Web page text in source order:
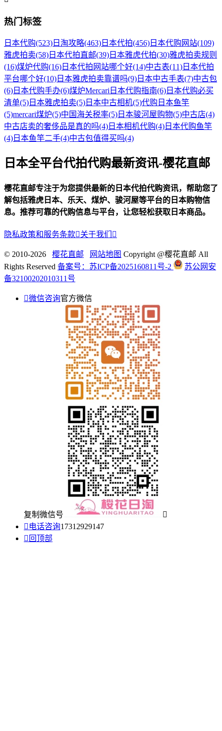
热门标签
日本代购(523) 日淘攻略(463) 日本代拍(456) 日本代购网站(109)
雅虎拍卖(58) 日本代拍直邮(39) 日本雅虎代拍(30)雅虎拍卖规则
(16)煤炉代购(16) 日本代拍网站哪个好(14)中古表(11) 日本代拍
平台哪个好(10) 日本雅虎拍卖靠谱吗(9) 日本中古手表(7)中古包
(6) 日本代购手办(6)煤炉Mercari日本代购指南(6) 日本代购必买
清单(5) 日本雅虎拍卖(5) 日本中古相机(5)代购日本鱼竿
(5)mercari煤炉(5)中国海关税率(5) 日本骏河屋购物(5)中古店(4)
中古店卖的奢侈品是真的吗(4) 日本相机代购(4) 日本代购鱼竿
(4) 日本鱼竿二手(4)中古包值得买吗(4)
日本全平台代拍代购最新资讯-樱花直邮
樱花直邮专注于为您提供最新的日本代拍代购资讯，帮助您了
解包括雅虎日本、乐天、煤炉、骏河屋等平台的日本购物信
息。推荐可靠的代购信息与平台，让您轻松获取日本商品。
隐私政策和服务条款关于我们 
© 2010-2026 樱花直邮 网站地图 Copyright @樱花直邮 All
Rights Reserved 备案号：苏ICP备2025160811号-2
苏公网安
备32100202010311号
微信咨询官方微信
复制微信号

 电话咨询17312929147
 回顶部